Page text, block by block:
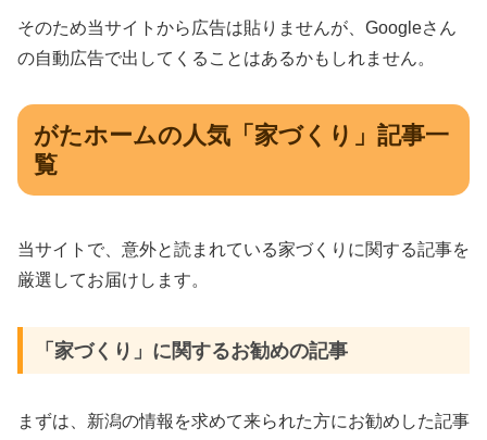
そのため当サイトから広告は貼りませんが、Googleさん
の自動広告で出してくることはあるかもしれません。
がたホームの人気「家づくり」記事一
覧
当サイトで、意外と読まれている家づくりに関する記事を
厳選してお届けします。
「家づくり」に関するお勧めの記事
まずは、新潟の情報を求めて来られた方にお勧めした記事